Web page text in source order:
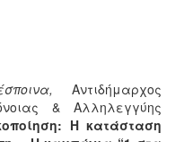
Αντιδήμαρχος
& Αλληλεγγύης
Hκατάσταση